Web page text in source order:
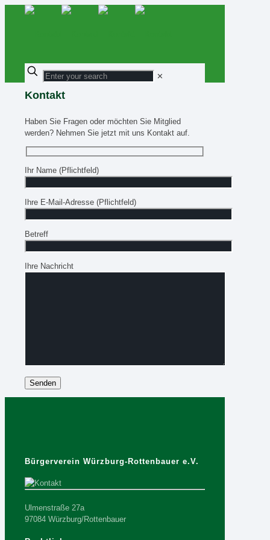
✕
Kontakt
Haben Sie Fragen oder möchten Sie Mitglied
werden? Nehmen Sie jetzt mit uns Kontakt auf.
Ihr Name (Pflichtfeld)
Ihre E-Mail-Adresse (Pflichtfeld)
Betreff
Ihre Nachricht
Bürgerverein Würzburg-Rottenbauer e.V.
Ulmenstraße 27a
97084 Würzburg/Rottenbauer